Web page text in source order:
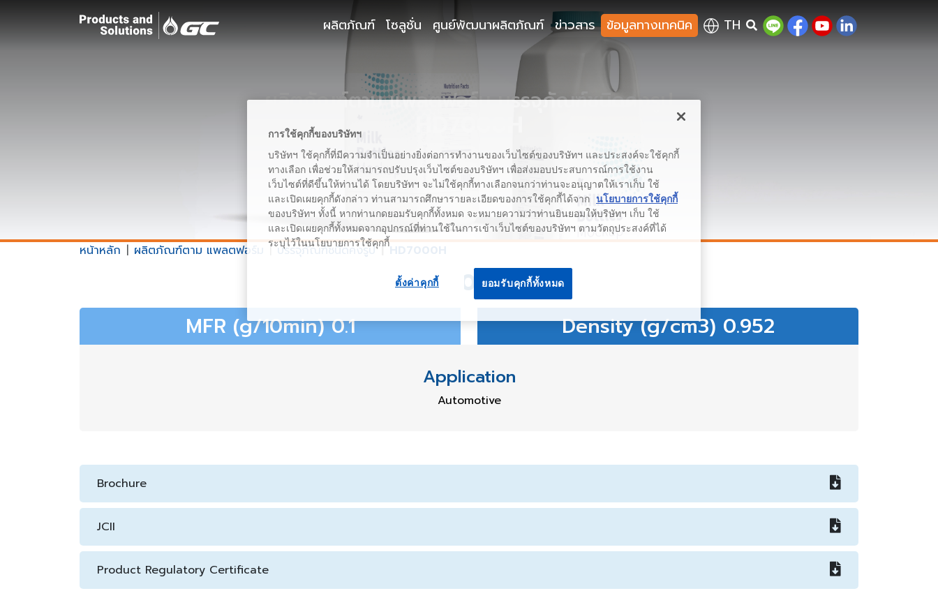
ผลิตภัณฑ์ โซลูชั่น ศูนย์พัฒนาผลิตภัณฑ์ ข่าวสาร ข้อมูลทางเทคนิค TH
ผลิตภัณฑ์ตาม แพลตฟอร์ม บรรจุภัณฑ์ชนิดคงรูป
หน้าหลัก ผลิตภัณฑ์ตาม แพลตฟอร์ม บรรจุภัณฑ์ชนิดคงรูป HD7000H
HD7000H
MFR (g/10min) 0.1 Density (g/cm3) 0.952
Application
Automotive
Brochure
JCII
Product Regulatory Certificate
การใช้คุกกี้ของบริษัทฯ
บริษัทฯ ใช้คุกกี้ที่มีความจำเป็นอย่างยิ่งต่อการทำงานของเว็บไซต์ของบริษัทฯ และประสงค์จะใช้คุกกี้
ทางเลือก เพื่อช่วยให้สามารถปรับปรุงเว็บไซต์ของบริษัทฯ เพื่อส่งมอบประสบการณ์การใช้งาน
เว็บไซต์ที่ดีขึ้นให้ท่านได้ โดยบริษัทฯ จะไม่ใช้คุกกี้ทางเลือกจนกว่าท่านจะอนุญาตให้เราเก็บ ใช้
และเปิดเผยคุกกี้ดังกล่าว ท่านสามารถศึกษารายละเอียดของการใช้คุกกี้ได้จาก นโยบายการใช้คุกกี้
ของบริษัทฯ ทั้งนี้ หากท่านกดยอมรับคุกกี้ทั้งหมด จะหมายความว่าท่านยินยอมให้บริษัทฯ เก็บ ใช้
และเปิดเผยคุกกี้ทั้งหมดจากอุปกรณ์ที่ท่านใช้ในการเข้าเว็บไซต์ของบริษัทฯ ตามวัตถุประสงค์ที่ได้
ระบุไว้ในนโยบายการใช้คุกกี้
ยอมรับคุกกี้ทั้งหมด
ตั้งค่าคุกกี้